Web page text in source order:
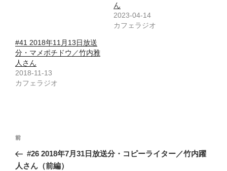
ん
2023-04-14
カフェラジオ
#41 2018年11月13日放送
分・マメポチドウ／竹内雅
人さん
2018-11-13
カフェラジオ
投
ナ
前
の
投
前
#26 2018年7月31日放送分・コピーライター／竹内躍
人さん（前編）